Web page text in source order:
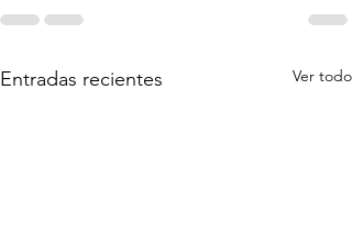
Entradas recientes Ver todo